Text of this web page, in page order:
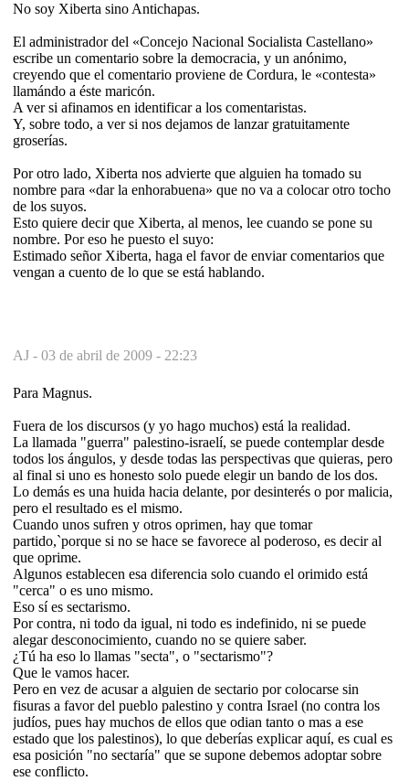
No soy Xiberta sino Antichapas.
El administrador del «Concejo Nacional Socialista Castellano»
escribe un comentario sobre la democracia, y un anónimo,
creyendo que el comentario proviene de Cordura, le «contesta»
llamándo a éste maricón.
A ver si afinamos en identificar a los comentaristas.
Y, sobre todo, a ver si nos dejamos de lanzar gratuitamente
groserías.
Por otro lado, Xiberta nos advierte que alguien ha tomado su
nombre para «dar la enhorabuena» que no va a colocar otro tocho
de los suyos.
Esto quiere decir que Xiberta, al menos, lee cuando se pone su
nombre. Por eso he puesto el suyo:
Estimado señor Xiberta, haga el favor de enviar comentarios que
vengan a cuento de lo que se está hablando.
AJ - 03 de abril de 2009 - 22:23
Para Magnus.
Fuera de los discursos (y yo hago muchos) está la realidad.
La llamada "guerra" palestino-israelí, se puede contemplar desde
todos los ángulos, y desde todas las perspectivas que quieras, pero
al final si uno es honesto solo puede elegir un bando de los dos.
Lo demás es una huida hacia delante, por desinterés o por malicia,
pero el resultado es el mismo.
Cuando unos sufren y otros oprimen, hay que tomar
partido,`porque si no se hace se favorece al poderoso, es decir al
que oprime.
Algunos establecen esa diferencia solo cuando el orimido está
"cerca" o es uno mismo.
Eso sí es sectarismo.
Por contra, ni todo da igual, ni todo es indefinido, ni se puede
alegar desconocimiento, cuando no se quiere saber.
¿Tú ha eso lo llamas "secta", o "sectarismo"?
Que le vamos hacer.
Pero en vez de acusar a alguien de sectario por colocarse sin
fisuras a favor del pueblo palestino y contra Israel (no contra los
judíos, pues hay muchos de ellos que odian tanto o mas a ese
estado que los palestinos), lo que deberías explicar aquí, es cual es
esa posición "no sectaría" que se supone debemos adoptar sobre
ese conflicto.